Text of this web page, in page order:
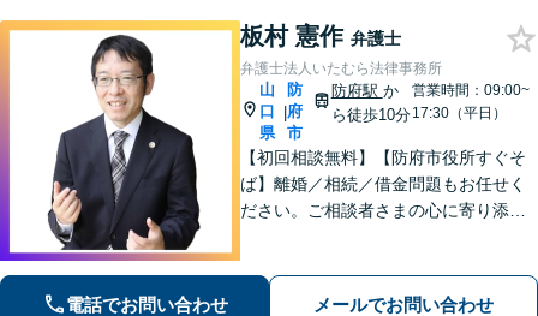
板村 憲作 弁護士
弁護士法人いたむら法律事務所
山
口
県
|
防
府
市
防府駅 か
ら徒歩10分
営業時間：09:00~
17:30（平日）
【初回相談無料】【防府市役所すぐそ
ば】離婚／相続／借金問題もお任せく
ださい。ご相談者さまの心に寄り添っ
着した事務所です。お気軽にご相談く
電話でお問い合わせ メールでお問い合わせ